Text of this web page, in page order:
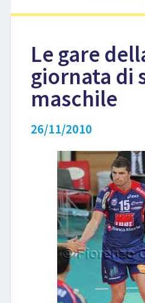
Le gare
giornata di
maschile
26/11/2010